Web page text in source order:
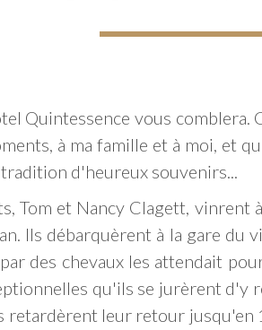
Quintessence vous
à ma famille et à moi, et
d'heureux souvenirs...
Tom et Nancy Clagett, vinrent
Ils débarquèrent à la gare du
des chevaux les attendait
qu'ils se jurèrent d'y
retardèrent leur retour